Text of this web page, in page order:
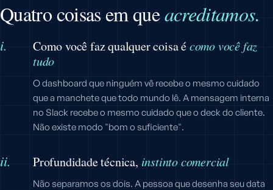
Quatro coisas em queacreditamos.
i. Como você faz qualquer coisa écomo você faz
tudo
O dashboard que ninguém vê recebe o mesmo cuidado
que a manchete que todo mundo lê. A mensagem interna
no Slack recebe o mesmo cuidado que o deck do cliente.
Não existe modo "bom o suficiente".
ii. Profundidade técnica, instinto comercial
Não separamos os dois. A pessoa que desenha seu data